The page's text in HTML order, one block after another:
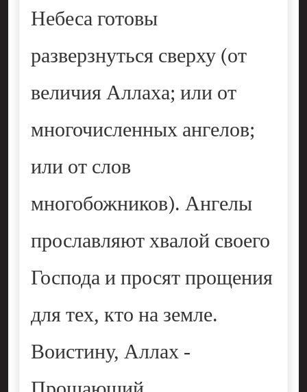
Небеса готовы
разверзнуться сверху (от
величия Аллаха; или от
многочисленных ангелов;
или от слов
многобожников). Ангелы
прославляют хвалой своего
Господа и просят прощения
для тех, кто на земле.
Воистину, Аллах -